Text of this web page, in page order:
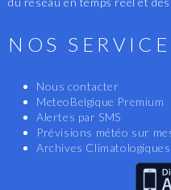
NOS
Nous contacter
MeteoBelgique Premium
Alertes par SMS
Prévisions météo sur
Archives Climatologiques